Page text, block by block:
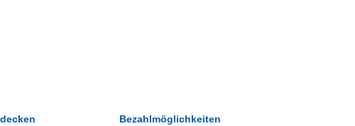
Bezahlmöglichkeiten